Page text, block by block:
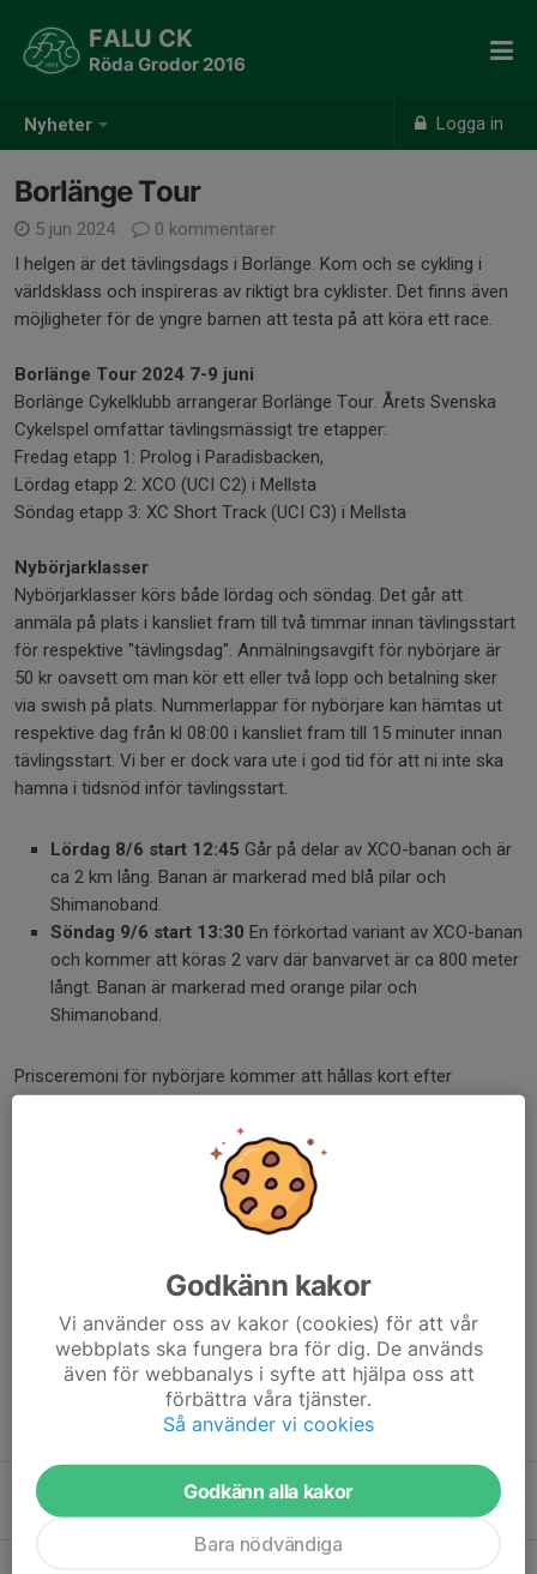
Nyheter Logga in
FALU CK
Röda Grodor 2016
Borlänge Tour
5 jun 2024
0 kommentarer
I helgen är det tävlingsdags i Borlänge. Kom och se cykling i
världsklass och inspireras av riktigt bra cyklister. Det finns även
möjligheter för de yngre barnen att testa på att köra ett race.
Borlänge Tour 2024 7-9 juni
Borlänge Cykelklubb arrangerar Borlänge Tour. Årets Svenska
Cykelspel omfattar tävlingsmässigt tre etapper:
Fredag etapp 1: Prolog i Paradisbacken,
Lördag etapp 2: XCO (UCI C2) i Mellsta
Söndag etapp 3: XC Short Track (UCI C3) i Mellsta
Nybörjarklasser
Nybörjarklasser körs både lördag och söndag. Det går att
anmäla på plats i kansliet fram till två timmar innan tävlingsstart
för respektive "tävlingsdag". Anmälningsavgift för nybörjare är
50 kr oavsett om man kör ett eller två lopp och betalning sker
via swish på plats. Nummerlappar för nybörjare kan hämtas ut
respektive dag från kl 08:00 i kansliet fram till 15 minuter innan
tävlingsstart. Vi ber er dock vara ute i god tid för att ni inte ska
hamna i tidsnöd inför tävlingsstart.
Lördag 8/6 start 12:45 Går på delar av XCO-banan och är
ca 2 km lång. Banan är markerad med blå pilar och
Shimanoband.
Söndag 9/6 start 13:30 En förkortad variant av XCO-banan
och kommer att köras 2 varv där banvarvet är ca 800 meter
långt. Banan är markerad med orange pilar och
Shimanoband.
Prisceremoni för nybörjare kommer att hållas kort efter
samtligas målgång för respektive dag i vid ceremonivagnen.
Länkar till event med information om de olika klasserna och
Tidigare nyheter
Röda grodor ingen vanlig träning
3 jun, 16:53 0
Godkänn kakor
Vi använder oss av kakor (cookies) för att vår
webbplats ska fungera bra för dig. De används
även för webbanalys i syfte att hjälpa oss att
förbättra våra tjänster.
Så använder vi cookies
Godkänn alla kakor
Bara nödvändiga